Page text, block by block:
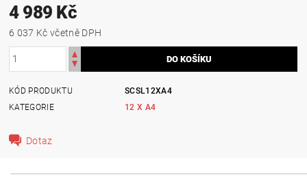
4 989 Kč
6 037 Kč včetně DPH
KÓD PRODUKTU
SCSL12XA4
KATEGORIE
12 X A4
Dotaz